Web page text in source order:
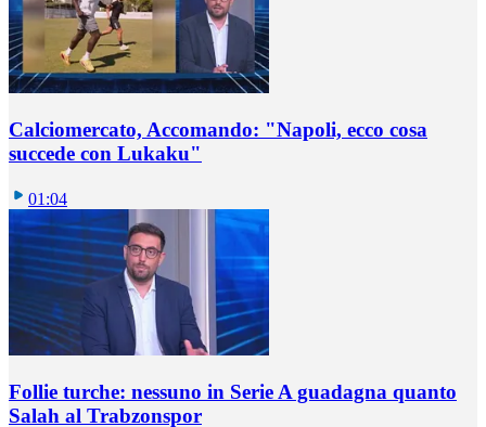
Calciomercato, Accomando: "Napoli, ecco cosa
succede con Lukaku"
01:04
Follie turche: nessuno in Serie A guadagna quanto
Salah al Trabzonspor